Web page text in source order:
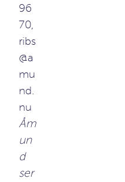
96
70,
ribs
@a
mu
nd.
nu
Åm
un
d
ser